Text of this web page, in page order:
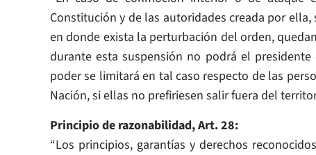
Constitución y de las autoridades creada por
en donde exista la perturbación del orden,
durante esta suspensión no podrá el
poder se limitará en tal caso respecto de las
Nación, si ellas no prefiriesen salir fuera del
Principio de razonabilidad, Art. 28:
“Los principios, garantías y derechos